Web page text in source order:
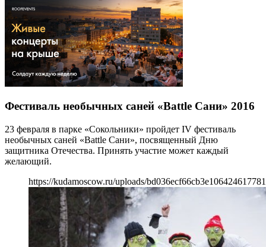
Фестиваль необычных саней «Battle Сани» 2016
23 февраля в парке «Сокольники» пройдет IV фестиваль
необычных саней «Battle Сани», посвященный Дню
защитника Отечества. Принять участие может каждый
желающий.
https://kudamoscow.ru/uploads/